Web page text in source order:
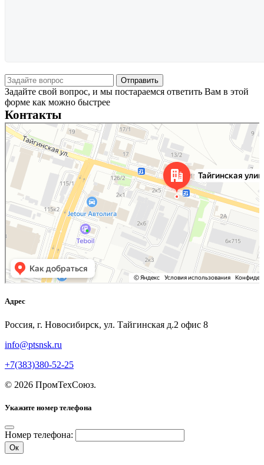
Задайте свой вопрос, и мы постараемся ответить Вам в этой
форме как можно быстрее
Контакты
Новосибирск
Тайгинская улица, 2 на карте Новосибирска — Яндекс Карты
Адрес
Россия, г. Новосибирск, ул. Тайгинская д.2 офис 8
info@ptsnsk.ru
+7(383)380-52-25
© 2026 ПромТехСоюз.
Укажите номер телефона
Номер телефона:
Ок